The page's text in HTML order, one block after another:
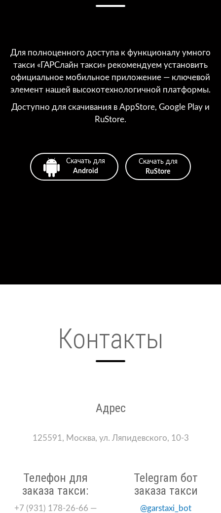
Для полноценного доступа к функционалу умного
такси «ГАРСлайн такси» рекомендуем установить
официальное мобильное приложение — ключевой
элемент нашей высокотехнологичной платформы.
Доступно для скачивания в AppStore, Google Play и
RuStore.
Скачать для
Android
Скачать для
RuStore
Контакты
Адрес
125591, Москва, ул. Ляпидевского, 10-3
Телефон для
заказа такси:
+7 (931) 178-26-66 —
Telegram бот
заказа такси
@garstaxi_bot